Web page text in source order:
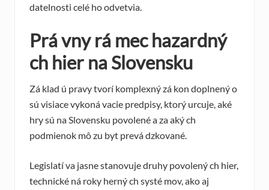
datelnosti celé ho odvetvia.
Prá vny rá mec hazardný
ch hier na Slovensku
Zá klad ú pravy tvorí komplexný zá kon doplnený o
sú visiace vykoná vacie predpisy, ktorý urcuje, aké
hry sú na Slovensku povolené a za aký ch
podmienok mô zu byt prevá dzkované.
Legislatí va jasne stanovuje druhy povolený ch hier,
technické ná roky herný ch systé mov, ako aj